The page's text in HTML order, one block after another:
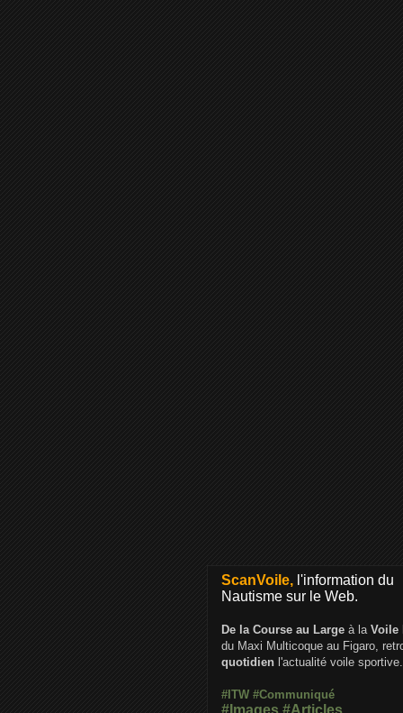
ScanVoile, l'information du
Nautisme sur le Web.
De la Course au Large à la Voile
du Maxi Multicoque au Figaro,
quotidien l'actualité voile sportive.
#ITW #Communiqué
#Images #Articles